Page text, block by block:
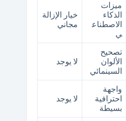
ميزات
الذكاء
الاصطناع
ي
خيار الإزالة
مجاني
تصحيح
الألوان
السينمائي
لا يوجد
واجهة
احترافية
بسيطة
لا يوجد